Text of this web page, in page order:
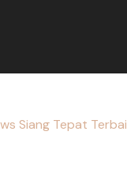
Siang Tepat